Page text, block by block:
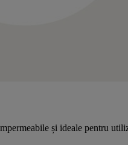
și ideale pentru